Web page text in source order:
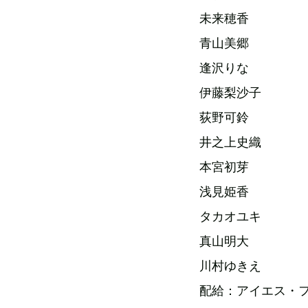
未来穂香
青山美郷
逢沢りな
伊藤梨沙子
荻野可鈴
井之上史織
本宮初芽
浅見姫香
タカオユキ
真山明大
川村ゆきえ
配給：アイエス・